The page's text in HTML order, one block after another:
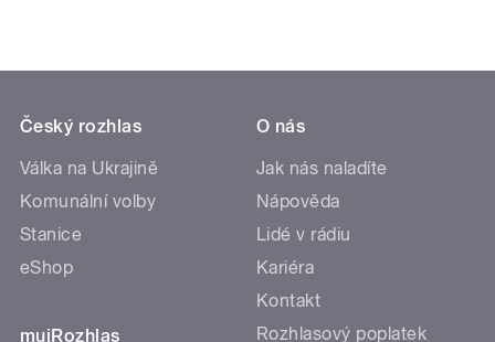
Český rozhlas
Válka na Ukrajině
Komunální volby
Stanice
eShop
mujRozhlas
O nás
Jak nás naladíte
Nápověda
Lidé v rádiu
Kariéra
Kontakt
Rozhlasový poplatek